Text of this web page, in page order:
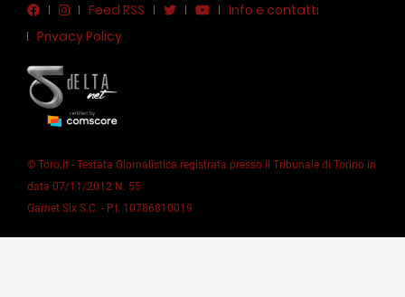
Feed RSS
Info e contatti
Privacy Policy
© Toro.it - Testata Giornalistica registrata presso il Tribunale di Torino in
data 07/11/2012 N. 55
Garnet Six S.C. - P.I. 10786810019